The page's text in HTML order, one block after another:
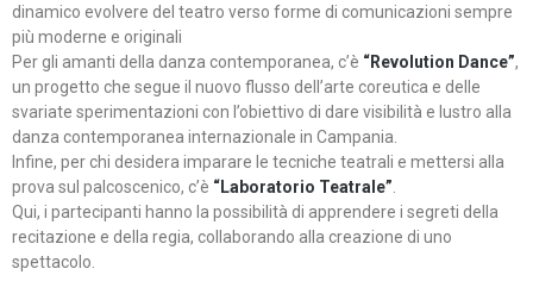
dinamico evolvere del teatro verso forme di comunicazioni sempre
più moderne e originali
Per gli amanti della danza contemporanea, c’è “Revolution Dance”,
un progetto che segue il nuovo flusso dell’arte coreutica e delle
svariate sperimentazioni con l’obiettivo di dare visibilità e lustro alla
danza contemporanea internazionale in Campania.
Infine, per chi desidera imparare le tecniche teatrali e mettersi alla
prova sul palcoscenico, c’è “Laboratorio Teatrale”
Qui, i partecipanti hanno la possibilità di apprendere i segreti della
recitazione e della regia, collaborando alla creazione di uno
spettacolo.